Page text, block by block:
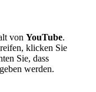
von YouTube.
klicken Sie
Sie, dass
werden.